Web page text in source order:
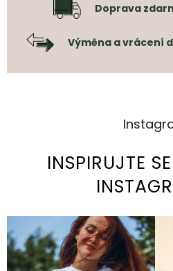
Doprava
Výměna a vrácení
INSPIRUJTE